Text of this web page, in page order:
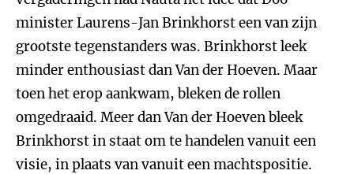
minister Laurens-Jan Brinkhorst een van zijn
grootste tegenstanders was. Brinkhorst leek
minder enthousiast dan Van der Hoeven. Maar
toen het erop aankwam, bleken de rollen
omgedraaid. Meer dan Van der Hoeven bleek
Brinkhorst in staat om te handelen vanuit een
visie, in plaats van vanuit een machtspositie.